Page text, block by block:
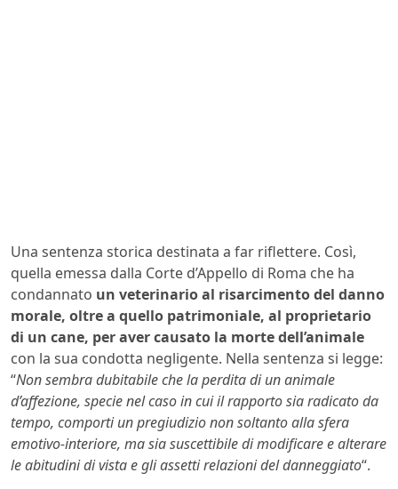
Una sentenza storica destinata a far riflettere. Così,
quella emessa dalla Corte d’Appello di Roma che ha
condannato un veterinario al risarcimento del danno
morale, oltre a quello patrimoniale, al proprietario
di un cane, per aver causato la morte dell’animale
con la sua condotta negligente. Nella sentenza si legge:
“Non sembra dubitabile che la perdita di un animale
d’affezione, specie nel caso in cui il rapporto sia radicato da
tempo, comporti un pregiudizio non soltanto alla sfera
emotivo-interiore, ma sia suscettibile di modificare e alterare
le abitudini di vista e gli assetti relazioni del danneggiato“.